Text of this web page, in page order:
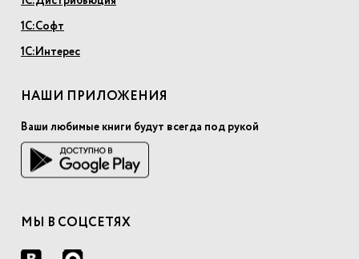
1С:Софт
1С:Интерес
НАШИ ПРИЛОЖЕНИЯ
Ваши любимые книги будут всегда под рукой
МЫ В СОЦСЕТЯХ